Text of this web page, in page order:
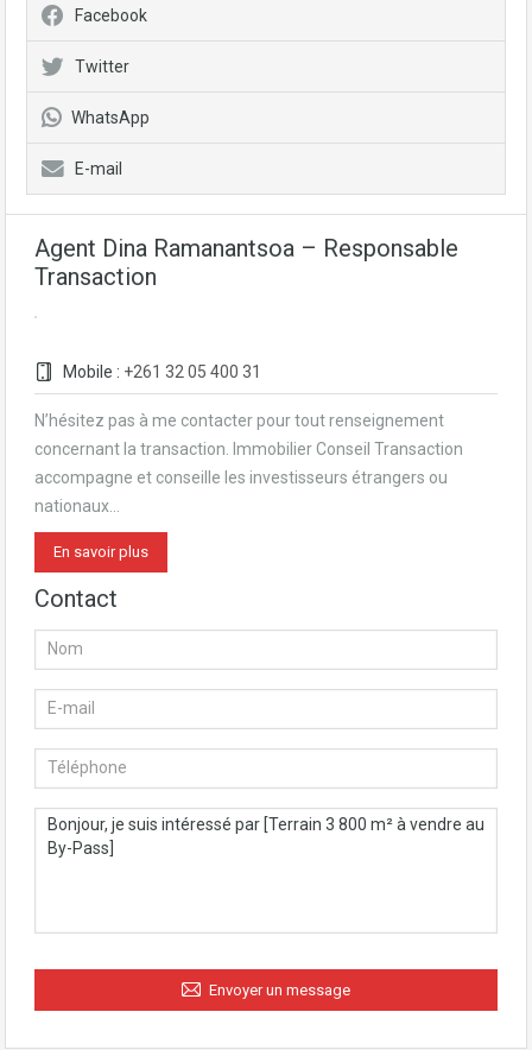
Facebook
Twitter
WhatsApp
E-mail
Agent Dina Ramanantsoa – Responsable
Transaction
Mobile : +261 32 05 400 31
N’hésitez pas à me contacter pour tout renseignement
concernant la transaction. Immobilier Conseil Transaction
accompagne et conseille les investisseurs étrangers ou
nationaux…
En savoir plus
Contact
Envoyer un message